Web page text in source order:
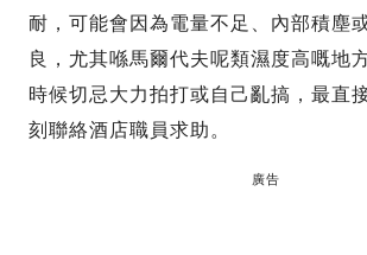
耐，可能會因為電量不足、內部積塵
良，尤其喺馬爾代夫呢類濕度高嘅地
時候切忌大力拍打或自己亂搞，最直
刻聯絡酒店職員求助。
廣告